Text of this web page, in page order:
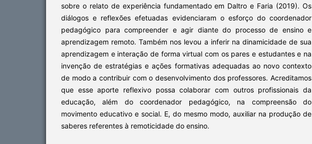
sobre o relato de experiência fundamentado em Daltro e Faria (2019). Os
diálogos e reflexões efetuadas evidenciaram o esforço do coordenador
pedagógico para compreender e agir diante do processo de ensino e
aprendizagem remoto. Também nos levou a inferir na dinamicidade de sua
aprendizagem e interação de forma virtual com os pares e estudantes e na
invenção de estratégias e ações formativas adequadas ao novo contexto
de modo a contribuir com o desenvolvimento dos professores. Acreditamos
que esse aporte reflexivo possa colaborar com outros profissionais da
educação, além do coordenador pedagógico, na compreensão do
movimento educativo e social. E, do mesmo modo, auxiliar na produção de
saberes referentes à remoticidade do ensino.